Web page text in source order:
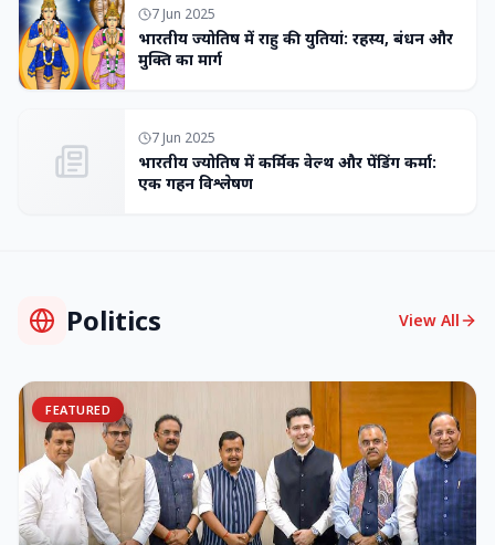
7 Jun 2025
भारतीय ज्योतिष में राहु की युतियां: रहस्य, बंधन और
मुक्ति का मार्ग
7 Jun 2025
भारतीय ज्योतिष में कर्मिक वेल्थ और पेंडिंग कर्मा:
एक गहन विश्लेषण
Politics View All
FEATURED